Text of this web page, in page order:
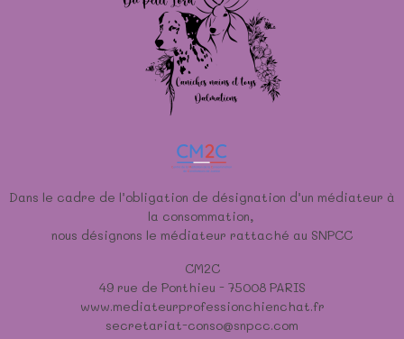
Dans le cadre de l’obligation de désignation d’un médiateur à
la consommation,
nous désignons le médiateur rattaché au SNPCC
CM2C
49 rue de Ponthieu - 75008 PARIS
www.mediateurprofessionchienchat.fr
secretariat-conso@snpcc.com